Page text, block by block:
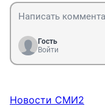
Гость
Войти
Новости СМИ2